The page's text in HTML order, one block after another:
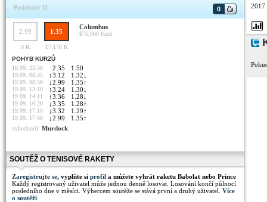
Posledních 32 0
2.99 1.35
Columbus
$75,000 Hard
0 K
17.170 K
POHYB KURZŮ
18.09. 23:50
2.35 1.50
19.09. 08:35 ↑3.12 1.32 ↓
19.09. 08:50 ↓ 2.99 1.35↑
19.09. 13:10 ↑3.24 1.30 ↓
19.09. 14:11 ↑3.36 1.28 ↓
19.09. 16:20 ↓ 3.35 1.28↑
19.09. 17:10 ↓ 3.32 1.29↑
19.09. 17:40 ↓ 2.99 1.35↑
vyhodnotil: Murdock
SOUTĚŽ O TENISOVÉ RAKETY
Zaregistrujte se, vyplňte si profil a můžete vyhrát raketu Babolat nebo Prince
Každý registrovaný uživatel může jednou denně losovat. Losování končí půlnocí
posledního dne v měsíci. Výhercem soutěže se stává první a druhý uživatel. Více
o soutěži
2017